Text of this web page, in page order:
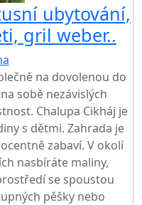
ubytování,
gril weber..
na dovolenou do
sobě nezávislých
Chalupa Cikháj je
s dětmi. Zahrada je
zabaví. V okolí
nasbíráte maliny,
se spoustou
pěšky nebo